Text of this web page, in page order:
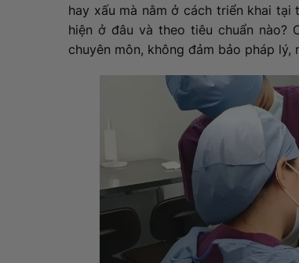
hay xấu mà nằm ở cách triển khai
hiện ở đâu và theo tiêu chuẩn nào?
chuyên môn, không đảm bảo pháp